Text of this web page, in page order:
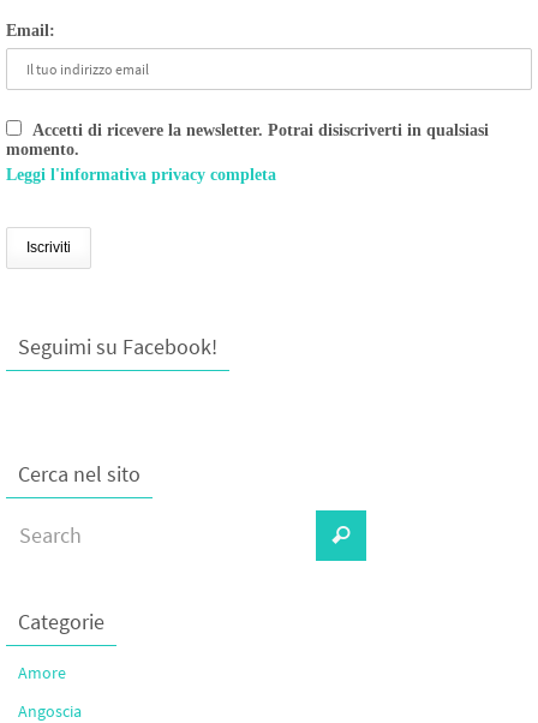
Email:
Accetti di ricevere la newsletter. Potrai disiscriverti in qualsiasi
momento.
Leggi l'informativa privacy completa
Seguimi su Facebook!
Cerca nel sito
Categorie
Amore
Angoscia